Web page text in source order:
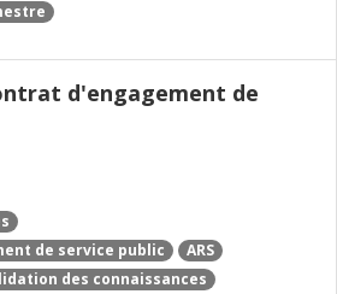
d'engagement de
de service public
ARS
des connaissances